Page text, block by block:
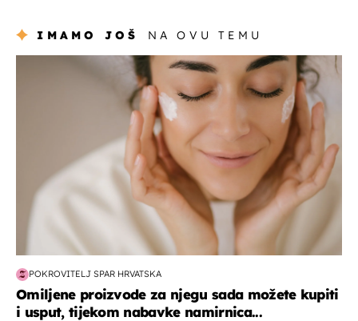
IMAMO JOŠ NA OVU TEMU
moda & ljepota
POKROVITELJ SPAR HRVATSKA
Omiljene proizvode za njegu sada možete kupiti
i usput, tijekom nabavke namirnica...